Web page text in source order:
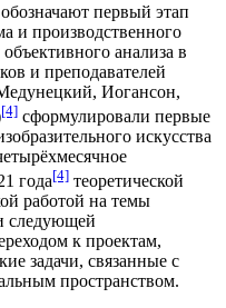
первый этап
и производственного
анализа в
и преподавателей
Иогансон,
[4] сформулировали первые
искусства
года[4] теоретической
работой на темы
следующей
к проектам,
задачи, связанные с
пространством.